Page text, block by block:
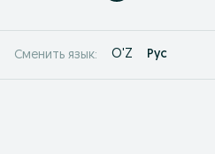
Сменить язык: O'Z Рус